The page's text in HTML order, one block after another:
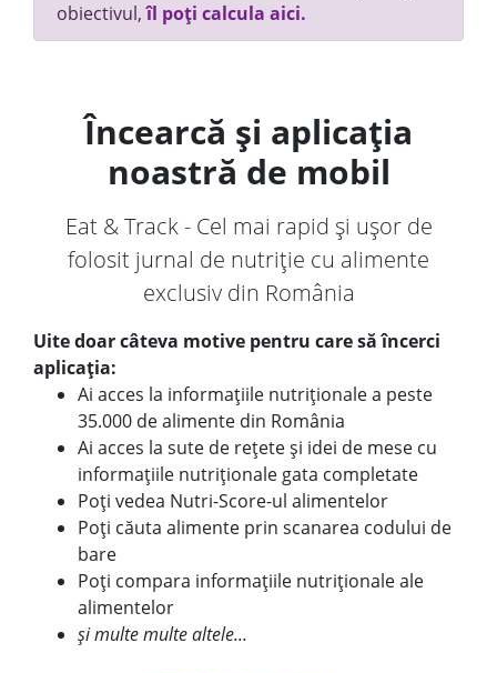
obiectivul,îl poți calcula aici.
Încearcă și aplicația
noastră de mobil
Eat & Track - Cel mai rapid și ușor de
folosit jurnal de nutriție cu alimente
exclusiv din România
Uite doar câteva motive pentru care să încerci
aplicația:
Ai acces la informațiile nutriționale a peste
35.000 de alimente din România
Ai acces la sute de rețete și idei de mese cu
informațiile nutriționale gata completate
Poți vedea Nutri-Score-ul alimentelor
Poți căuta alimente prin scanarea codului de
bare
Poți compara informațiile nutriționale ale
alimentelor
și multe multe altele...